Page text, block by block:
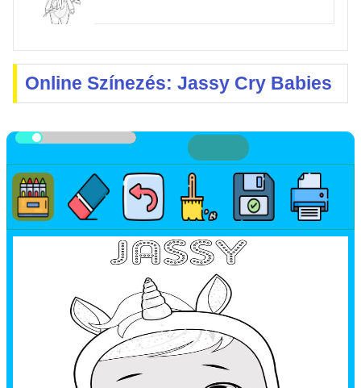
Online Színezés: Jassy Cry Babies